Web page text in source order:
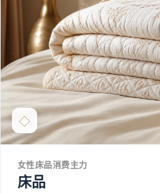
◇
女性床品消费主力
床品